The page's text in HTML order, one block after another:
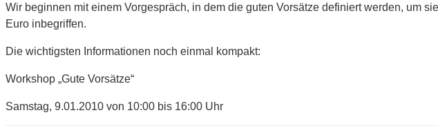
Wir beginnen mit einem Vorgespräch, in dem die guten Vorsätze definiert werden, um
Euro inbegriffen.
Die wichtigsten Informationen noch einmal kompakt:
Workshop „Gute Vorsätze“
Samstag, 9.01.2010 von 10:00 bis 16:00 Uhr